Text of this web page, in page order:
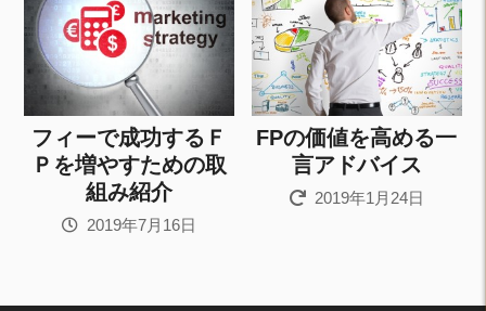
フィーで成功するＦ
Ｐを増やすための取
組み紹介
2019年7月16日
FPの価値を高める一
言アドバイス
2019年1月24日